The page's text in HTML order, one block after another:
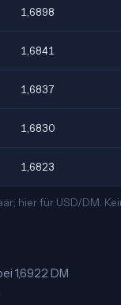
1,6898
1,6841
1,6837
1,6830
1,6823
hier für USD/DM.
1,6922 DM